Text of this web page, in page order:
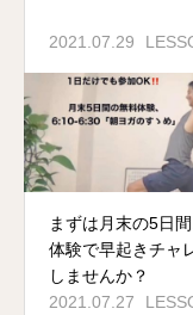
2021.07.29
まずは月末の5日
体験で早起きチャ
しませんか？
2021.07.27